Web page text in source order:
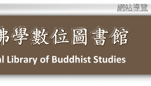
網站導覽